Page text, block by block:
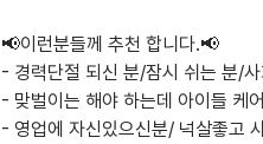
📢이런분들께 추천 합니다.📢
- 경력단절 되신 분/잠시 쉬는 분/
- 맞벌이는 해야 하는데 아이들 케
- 영업에 자신있으신분/ 넉살좋고